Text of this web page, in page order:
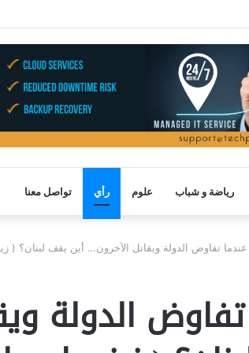
رياضة و شباب علوم رأي تواصل معنا
عندما تفاوض الدولة ويقاتل الآخرون… أين يقف لبنان؟ (
الدولة